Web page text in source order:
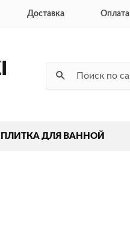
Доставка Оплата
ПЛИТКА ДЛЯ ВАННОЙ